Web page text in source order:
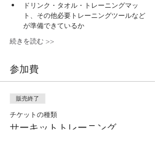
ドリンク・タオル・トレーニングマッ
ト、その他必要トレーニングツールなど
が準備できているか
続きを読む >>
参加費
販売終了
チケットの種類
サーキットトレーニング